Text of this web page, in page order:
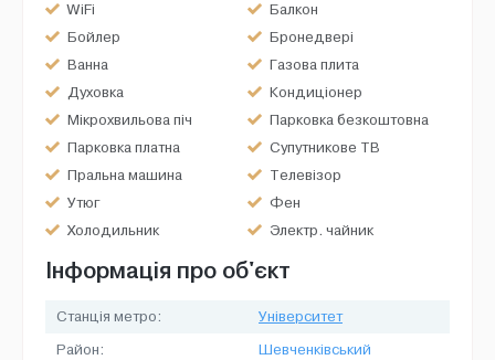
WiFi
Балкон
Бойлер
Бронедвері
Ванна
Газова плита
Духовка
Кондиціонер
Мікрохвильова піч
Парковка безкоштовна
Парковка платна
Супутникове ТВ
Пральна машина
Телевізор
Утюг
Фен
Холодильник
Электр. чайник
Інформація про об'єкт
Станція метро:
Університет
Район:
Шевченківський